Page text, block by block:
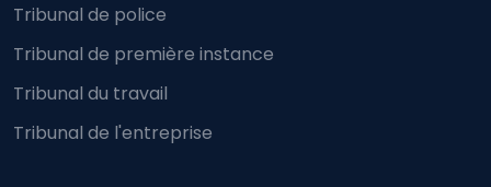
Tribunal de police
Tribunal de première instance
Tribunal du travail
Tribunal de l'entreprise